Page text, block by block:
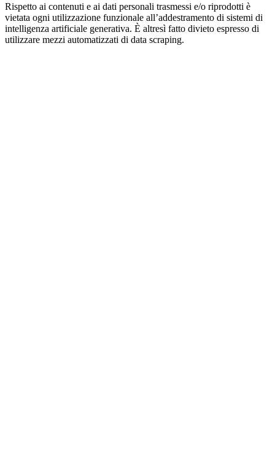
Rispetto ai contenuti e ai dati personali trasmessi e/o riprodotti è
vietata ogni utilizzazione funzionale all’addestramento di sistemi di
intelligenza artificiale generativa. È altresì fatto divieto espresso di
utilizzare mezzi automatizzati di data scraping.